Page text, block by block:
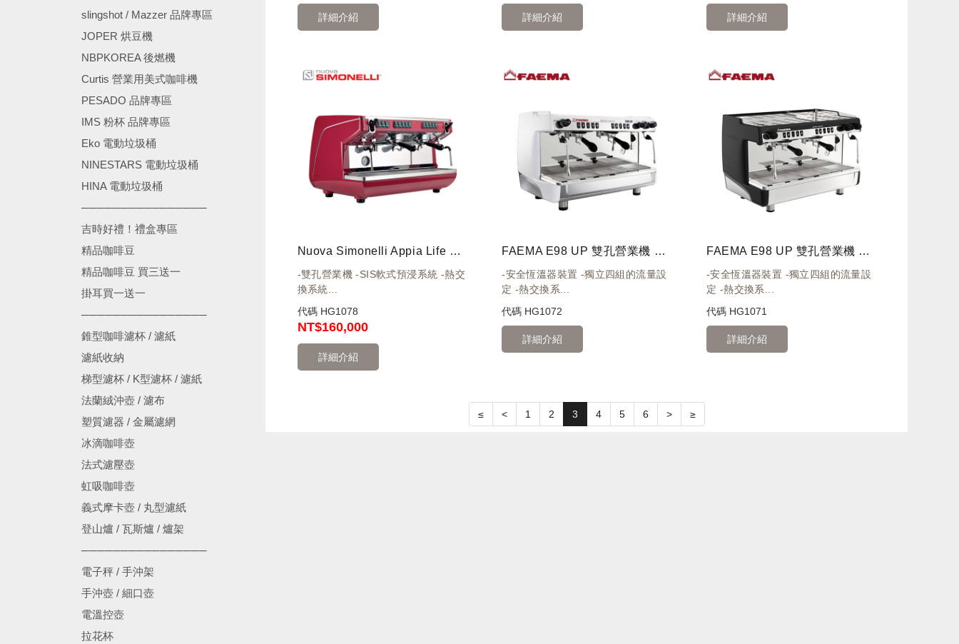
slingshot / Mazzer 品牌專區
JOPER 烘豆機
NBPKOREA 後燃機
Curtis 營業用美式咖啡機
PESADO 品牌專區
IMS 粉杯 品牌專區
Eko 電動垃圾桶
NINESTARS 電動垃圾桶
HINA 電動垃圾桶
────────────────
吉時好禮！禮盒專區
精品咖啡豆
精品咖啡豆 買三送一
掛耳買一送一
────────────────
錐型咖啡濾杯 / 濾紙
濾紙收納
梯型濾杯 / K型濾杯 / 濾紙
法蘭絨沖壺 / 濾布
塑質濾器 / 金屬濾網
冰滴咖啡壺
法式濾壓壺
虹吸咖啡壺
義式摩卡壺 / 丸型濾紙
登山爐 / 瓦斯爐 / 爐架
────────────────
電子秤 / 手沖架
手沖壺 / 細口壺
電溫控壺
拉花杯
詳細介紹 詳細介紹 詳細介紹
Nuova Simonelli Appia Life 雙孔營業機 紅 220V
-雙孔營業機 -SIS軟式預浸系統 -熱交
換系統...
代碼 HG1078
NT$160,000
詳細介紹
FAEMA E98 UP 雙孔營業機 高杯版 220V 白
-安全恆溫器裝置 -獨立四組的流量設
定 -熱交換系...
代碼 HG1072
詳細介紹
FAEMA E98 UP 雙孔營業機 高杯版 220V 黑
-安全恆溫器裝置 -獨立四組的流量設
定 -熱交換系...
代碼 HG1071
詳細介紹
≤ < 1 2 3 4 5 6 > ≥